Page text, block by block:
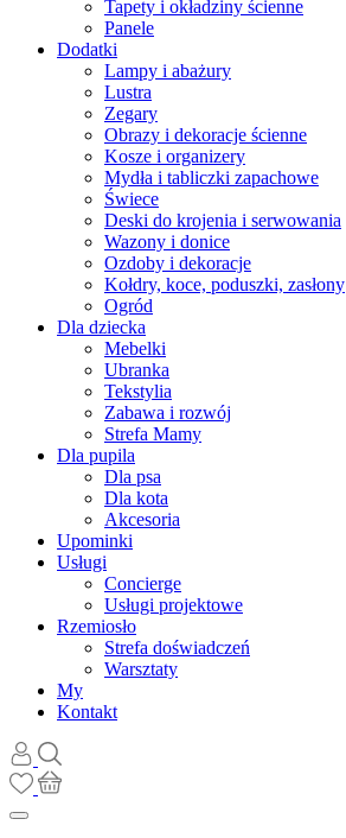
Tapety i okładziny ścienne
Panele
Dodatki
Lampy i abażury
Lustra
Zegary
Obrazy i dekoracje ścienne
Kosze i organizery
Mydła i tabliczki zapachowe
Świece
Deski do krojenia i serwowania
Wazony i donice
Ozdoby i dekoracje
Kołdry, koce, poduszki, zasłony
Ogród
Dla dziecka
Mebelki
Ubranka
Tekstylia
Zabawa i rozwój
Strefa Mamy
Dla pupila
Dla psa
Dla kota
Akcesoria
Upominki
Usługi
Concierge
Usługi projektowe
Rzemiosło
Strefa doświadczeń
Warsztaty
My
Kontakt